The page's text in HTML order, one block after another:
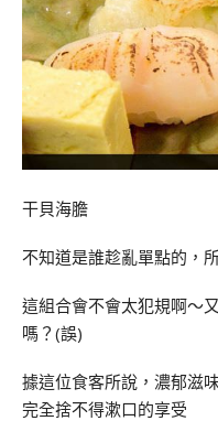
干貝海膽
不知道是誰趁亂單點的，
這組合會不會太犯規啊～
嗎？(誤)
據這位食客所說，濃郁滋
完全捨不得漱口的享受